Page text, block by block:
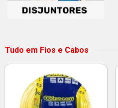
Tudo em Fios e Cabos